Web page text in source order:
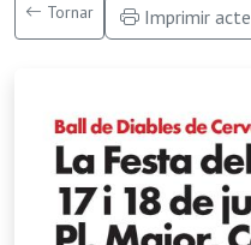
Tornar Imprimir acte